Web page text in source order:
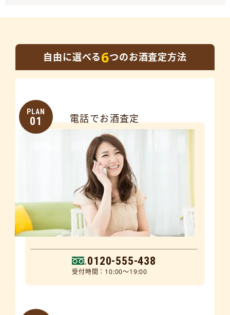
自由に選べる6つのお酒査定方法
PLAN
01 電話でお酒査定
0120-555-438
受付時間：10:00～19:00